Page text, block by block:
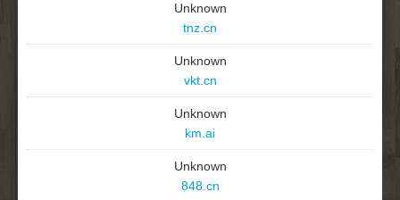
Unknown
tnz.cn
Unknown
vkt.cn
Unknown
km.ai
Unknown
848.cn